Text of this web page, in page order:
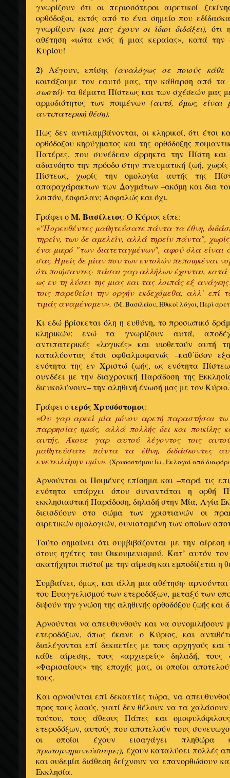
γνωρίζουν ότι οι περισσότεροι αιρετικοί
ορθόδοξοι, εκτός από το ένα σημείο που
γνωρίζουν (και μας έχουν οι ίδιοι διδάξει), ότι
αθέτηση «ιώτα ενός ή μιας κεραίας», κατά την
Κυρίου!
2) Λέγουν, επίσης (αναλόγως σε ποιούς κάθε
κοιτάξουμε τον εαυτό μας, την κάθαρση από
σωστό)· τα θέματα Πίστεως και των σχέσεών μας με
αρμοδιότητος των ποιμένων (αυτό, όμως,
αντιπατερική θέση).
Πως δεν αντιλαμβάνονται, οι κληρικοί, ότι έτσι
ορθόδοξου κηρύγματος και της ορθόδοξης
Πατέρες, που συνέδεαν άρρηκτα την Πίστη
αδιανόητο την πρόοδο στην πνευματική ζωή,
Πίστεως, χωρίς την ομολογία αυτής της
απαραχάρακτων των Δογμάτων –ακόμη και δια του
λοιπόν, έσφαλαν; Ασφαλώς και όχι.
Γράφει οΜ. Βασίλειος: Ο Κύριος είπε:
«"Πορευθέντες μαθητεύσατε πάντα τα έθνη,
τηρείν, των δε αμελείν, αλλά τηρείν πάντα",
ένα μικρό "των διατεταγμένων", αφού όλα είναι
σας. Ημείς δε μίαν που των εντολών πεποιηκέναι
ότι ποιήσαντες· πάσαι γαρ αλλήλων έχονται, κατά
ως εν τη λύσει της μιας και τας λοιπάς εξ
τοις παρεθείσι την οργήν εκδεχόμεθα, αλλ’ επί
τιμάς αναμένομεν». (Μ. Βασιλείου, Ηθικοί λόγοι, Περί
Κι εδώ βρίσκεται όλη η ευθύνη, το προσωπικό
κληρικών: ενώ τα γνωρίζουν αυτά,
αντιπατερικές «λογικές» και υιοθετούν αυτή
καταλύοντας έτσι οφθαλμοφανώς –καθ΄ὅσον
ενότητα της εν Χριστώ ζωής, ως ενότητα
συνδέει με την διαχρονική Παράδοση της
διευκολύνουν– την αληθινή ένωσή μας με τον Κύριο.
Γράφει ο ιερός Χρυσόστομος:
«Ου γαρ αρκεί μία μόνον αρετή παραστήσαι τω
παρρησίας ημάς, αλλά πολλής δει και ποικίλης
αυτής. Άκουε γαρ αυτού λέγοντος τοις
μαθητεύσατε πάντα τα έθνη, διδάσκοντες
ενετειλάμην υμίν». (Χρυσοστόμου Ιω., Εκλογαί από
Αρνούνται οι Ποιμένες επίσημα και –παρά τις
ενότητα υπάρχει όπου συναντάται η ορθή
εκκλησιαστική Παράδοση, δηλαδή στην Μία, Αγία
διεισδύουν στο σώμα των χριστιανών οι
αιρετικών ομολογιών, συνισταμένη των οποίων
Τούτο σημαίνει ότι συμβιβάζονται με την
στους ηγέτες του Οικουμενισμού. Κατ’ αυτόν τον
ακατήχητοι πιστοί με την αίρεση και εμποδίζεται η
Συμβαίνει, όμως, και άλλη μια αθέτηση·
του Ευαγγελισμού των ετεροδόξων, μεταξύ των
διψούν την γνώση της αληθινής ορθοδόξου ζωής και
Αρνούνται να απευθυνθούν και να
ετεροδόξων, όπως έκανε ο Κύριος, και
διαλέγονται επί δεκαετίες με τους αρχηγούς και
κάθε αίρεσης, τους «αρχιερείς» δηλαδή, τους
«Φαρισαίους» της εποχής μας, οι οποίοι
τους.
Και αρνούνται επί δεκαετίες τώρα, να
προς τους λαούς, γιατί δεν θέλουν να τα χαλάσουν
τούτου, τους άθεους Πάπες και
ετεροδόξων, αυτούς που αποτελούν τους
οι οποίοι έχουν εισαγάγει πληθώρα
πρωτομνημονεύσουμε;), έχουν καταλύσει πολλές
και ουδεμία διάθεση δείχνουν να επανορθώσουν
Εκκλησία.